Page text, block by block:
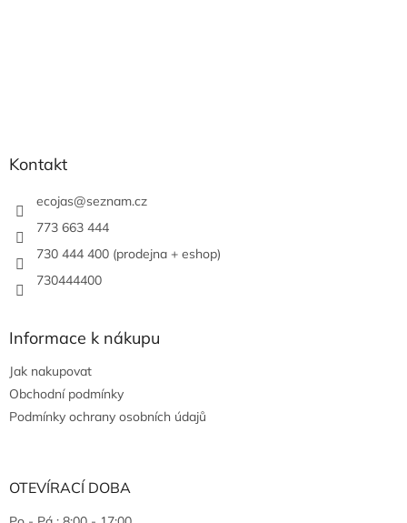
Kontakt
ecojas@seznam.cz
773 663 444
730 444 400 (prodejna + eshop)
730444400
Informace k nákupu
Jak nakupovat
Obchodní podmínky
Podmínky ochrany osobních údajů
OTEVÍRACÍ DOBA